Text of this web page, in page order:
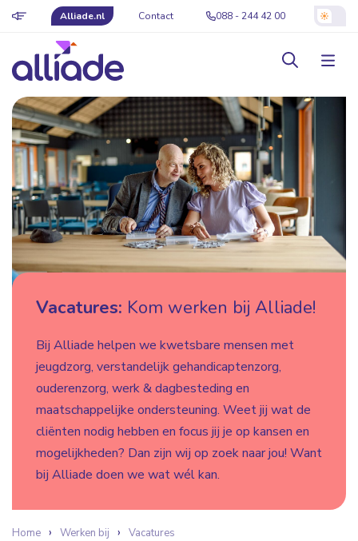
Alliade.nl Contact 088 - 244 42 00
Vacatures: Kom werken bij Alliade!
Bij Alliade helpen we kwetsbare mensen met
jeugdzorg, verstandelijk gehandicaptenzorg,
ouderenzorg, werk & dagbesteding en
maatschappelijke ondersteuning. Weet jij wat de
cliënten nodig hebben en focus jij je op kansen en
mogelijkheden? Dan zijn wij op zoek naar jou! Want
bij Alliade doen we wat wél kan.
Home Werken bij Vacatures